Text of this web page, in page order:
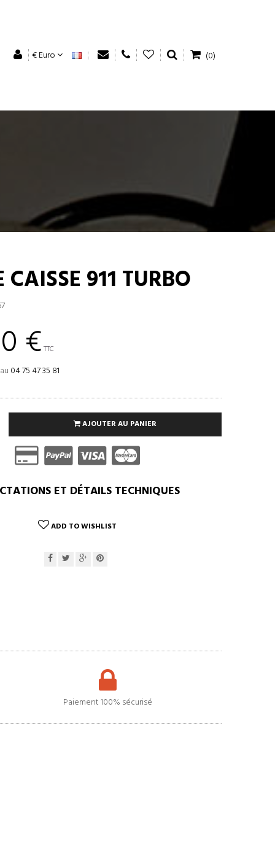
€ Euro (0)
CAISSE 911 TURBO
€ TTC
04 75 47 35 81
AJOUTER AU PANIER
ET DÉTAILS TECHNIQUES
ADD TO WISHLIST
Paiement 100% sécurisé